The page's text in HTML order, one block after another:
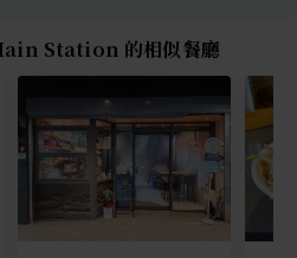
Station 的相似餐廳